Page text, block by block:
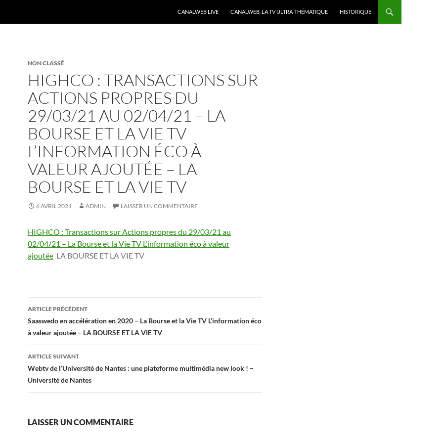
CANALWEB LIVE CANALWEB, LA TV ULTRA-THÉMATIQUE HISTORIQUE
NON CLASSÉ
HIGHCO : TRANSACTIONS SUR
ACTIONS PROPRES DU
29/03/21 AU 02/04/21 – LA
BOURSE ET LA VIE TV
L’INFORMATION ÉCO À
VALEUR AJOUTÉE – LA
BOURSE ET LA VIE TV
6 AVRIL 2021 ADMIN LAISSER UN COMMENTAIRE
HIGHCO : Transactions sur Actions propres du 29/03/21 au
02/04/21 – La Bourse et la Vie TV L’information éco à valeur
ajoutée LA BOURSE ET LA VIE TV
Navigation
des
articles
ARTICLE PRÉCÉDENT
Saaswedo en accélération en 2020 – La Bourse et la Vie TV L’information éco
à valeur ajoutée – LA BOURSE ET LA VIE TV
ARTICLE SUIVANT
Webtv de l’Université de Nantes : une plateforme multimédia new look ! –
Université de Nantes
LAISSER UN COMMENTAIRE